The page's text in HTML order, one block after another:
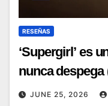
RESEÑAS
‘Supergirl’ es
nunca despega
JUNE 25, 2026